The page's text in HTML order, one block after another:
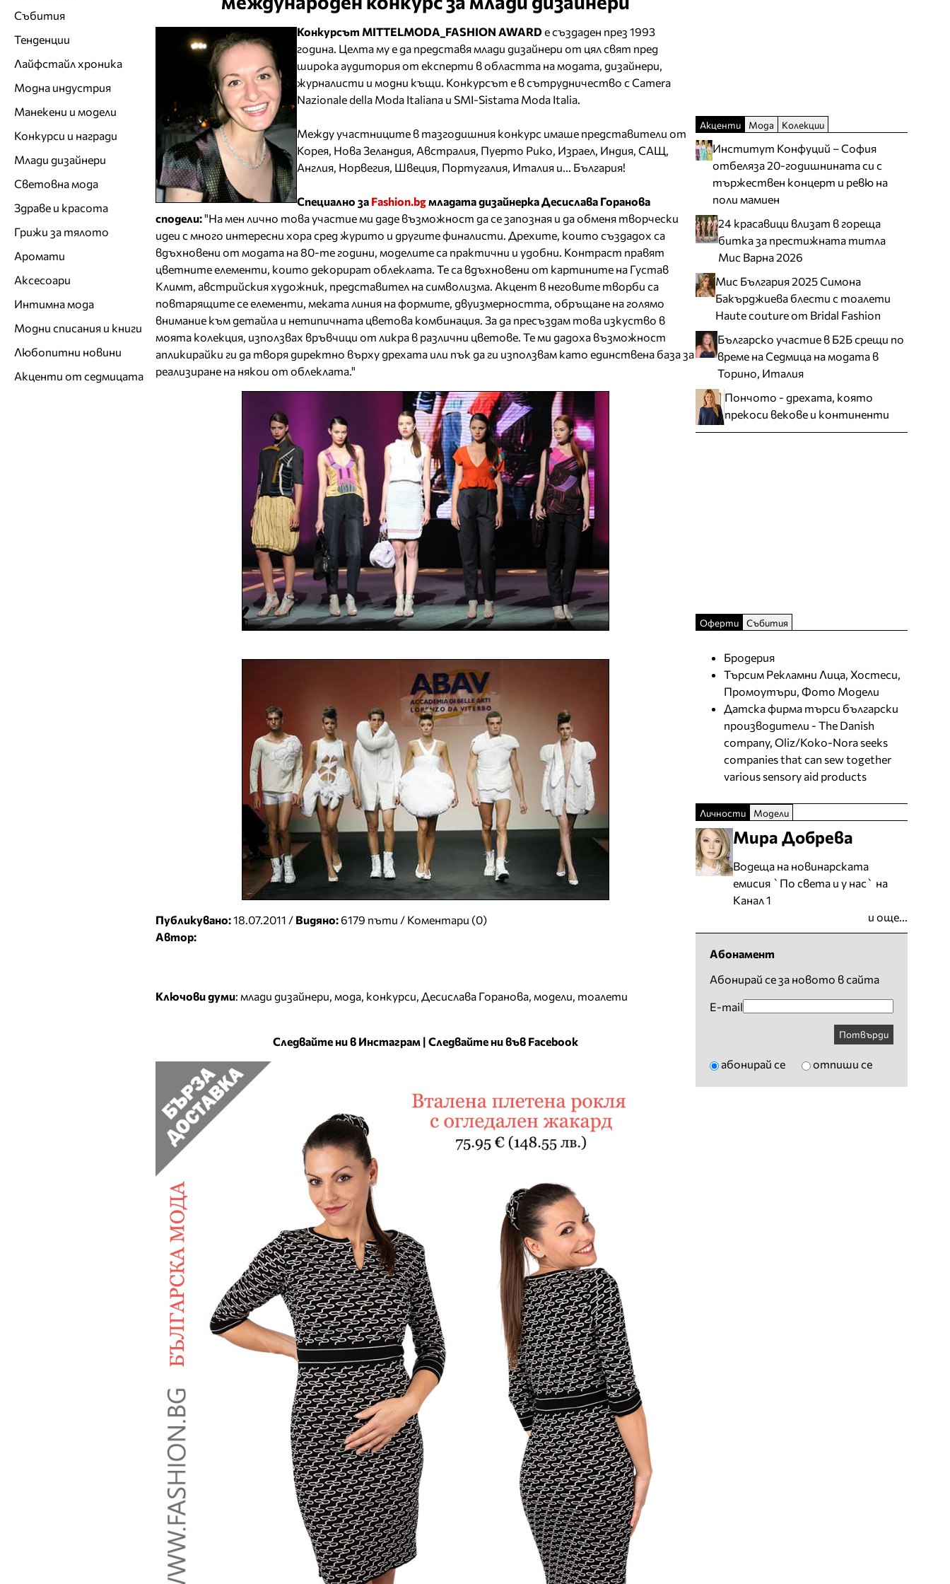
Конкурсът MITTELMODA_FASHION AWARDе създаден през 1993
година. Целта му е да представя млади дизайнери от цял свят пред
широка аудитория от експерти в областта на модата, дизайнери,
журналисти и модни къщи. Конкурсът е в сътрудничество с Camera
Nazionale della Moda Italiana и SMI-Sistama Moda Italia.
Между участниците в тазгодишния конкурс имаше представители от
Корея, Нова Зеландия, Австралия, Пуерто Рико, Израел, Индия, САЩ,
Англия, Норвегия, Швеция, Португалия, Италия и... България!
Специално за Fashion.bgмладата дизайнерка Десислава Горанова
сподели:"На мен лично това участие ми даде възможност да се запозная и да обменя творчески
идеи с много интересни хора сред журито и другите финалисти. Дрехите, които създадох са
вдъхновени от модата на 80-те години, моделите са практични и удобни. Контраст правят
цветните елементи, които декорират облеклата. Те са вдъхновени от картините на Густав
Климт, австрийския художник, представител на символизма. Акцент в неговите творби са
повтарящите се елементи, меката линия на формите, двуизмерността, обръщане на голямо
внимание към детайла и нетипичната цветова комбинация. За да пресъздам това изкуство в
моята колекция, използвах връвчици от ликра в различни цветове. Те ми дадоха възможност
апликирайки ги да творя директно върху дрехата или пък да ги използвам като единствена база за
реализиране на някои от облеклата."
Публикувано:18.07.2011 / Видяно:6179 пъти / Коментари (0)
Автор:
Ключови думи: млади дизайнери, мода, конкурси, Десислава Горанова, модели, тоалети
Следвайте ни в Инстаграм | Следвайте ни във Facebook
Събития
Тенденции
Лайфстайл хроника
Модна индустрия
Манекени и модели
Конкурси и награди
Млади дизайнери
Световна мода
Здраве и красота
Грижи за тялото
Аромати
Аксесоари
Интимна мода
Модни списания и книги
Любопитни новини
Акценти от седмицата
Акценти Мода Колекции
Институт Конфуций – София
отбеляза 20-годишнината си с
тържествен концерт и ревю на
поли мамиен
24 красавици влизат в гореща
битка за престижната титла
Мис Варна 2026
Мис България 2025 Симона
Бакърджиева блести с тоалети
Haute couture от Bridal Fashion
Българско участие в Б2Б срещи по
време на Седмица на модата в
Торино, Италия
Пончото - дрехата, която
прекоси векове и континенти
Оферти Събития
Бродерия
Търсим Рекламни Лица, Хостеси,
Промоутъри, Фото Модели
Датска фирма търси български
производители - The Danish
company, Oliz/Koko-Nora seeks
companies that can sew together
various sensory aid products
Личности Модели
Мира Добрева
Водеща на новинарската
емисия `По света и у нас` на
Канал 1
и още...
Абонамент
Абонирай се за новото в сайта
E-mail
Потвърди
абонирай се отпиши се